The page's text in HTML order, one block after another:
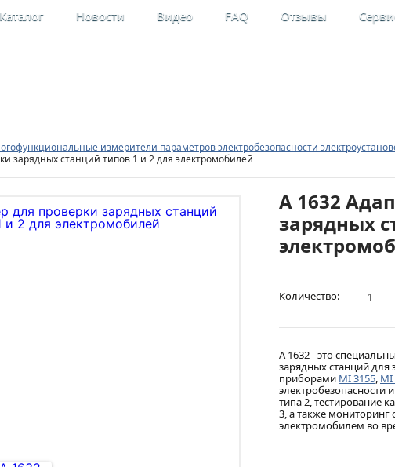
Каталог Новости Видео FAQ Отзывы
измерители параметров электробезопасности
зарядных станций типов 1 и 2 для электромобилей
А 1632
зарядных
Количество:
A 1632 - это
зарядных станций для
приборами MI 3155, MI
электробезопасности
типа 2, тестирование
3, а также мониторинг
электромобилем во